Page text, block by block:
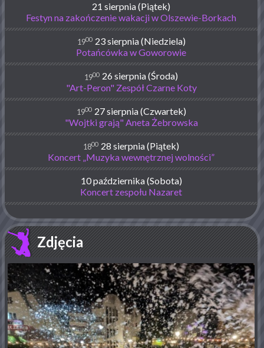
21 sierpnia (Piątek)
Festyn na zakończenie wakacji w Olszewie-Borkach
1900 23 sierpnia (Niedziela)
Potańcówka w Goworowie
1900 26 sierpnia (Środa)
"Art-Peron" Zespół Czarne Koty
1900 27 sierpnia (Czwartek)
"Wojtki grają" Aneta Żebrowska
1800 28 sierpnia (Piątek)
Koncert „Muzyka wewnętrznej wolności”
10 października (Sobota)
Koncert zespołu Nazaret
Zdjęcia